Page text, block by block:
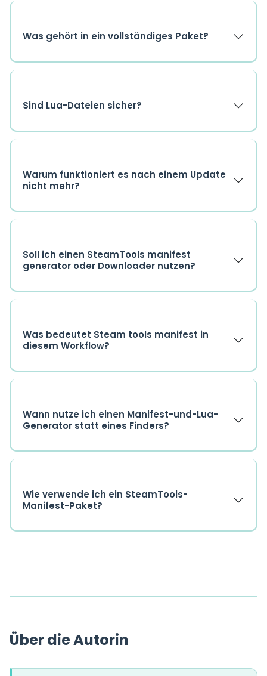
Was gehört in ein vollständiges Paket?
Sind Lua-Dateien sicher?
Warum funktioniert es nach einem Update
nicht mehr?
Soll ich einen SteamTools manifest
generator oder Downloader nutzen?
Was bedeutet Steam tools manifest in
diesem Workflow?
Wann nutze ich einen Manifest-und-Lua-
Generator statt eines Finders?
Wie verwende ich ein SteamTools-
Manifest-Paket?
Über die Autorin